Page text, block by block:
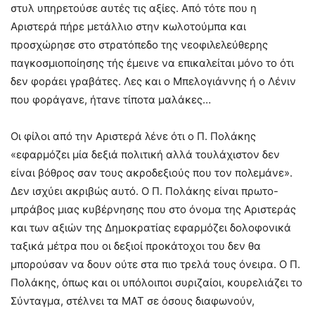
στυλ υπηρετούσε αυτές τις αξίες. Από τότε που η
Αριστερά πήρε μετάλλιο στην κωλοτούμπα και
προσχώρησε στο στρατόπεδο της νεοφιλελεύθερης
παγκοσμιοποίησης τής έμεινε να επικαλείται μόνο το ότι
δεν φοράει γραβάτες. Λες και ο Μπελογιάννης ή ο Λένιν
που φοράγανε, ήτανε τίποτα μαλάκες…
Οι φίλοι από την Αριστερά λένε ότι ο Π. Πολάκης
«εφαρμόζει μία δεξιά πολιτική αλλά τουλάχιστον δεν
είναι βόθρος σαν τους ακροδεξιούς που τον πολεμάνε».
Δεν ισχύει ακριβώς αυτό. Ο Π. Πολάκης είναι πρωτο-
μπράβος μιας κυβέρνησης που στο όνομα της Αριστεράς
και των αξιών της Δημοκρατίας εφαρμόζει δολοφονικά
ταξικά μέτρα που οι δεξιοί προκάτοχοι του δεν θα
μπορούσαν να δουν ούτε στα πιο τρελά τους όνειρα. Ο Π.
Πολάκης, όπως και οι υπόλοιποι συριζαίοι, κουρελιάζει το
Σύνταγμα, στέλνει τα ΜΑΤ σε όσους διαφωνούν,